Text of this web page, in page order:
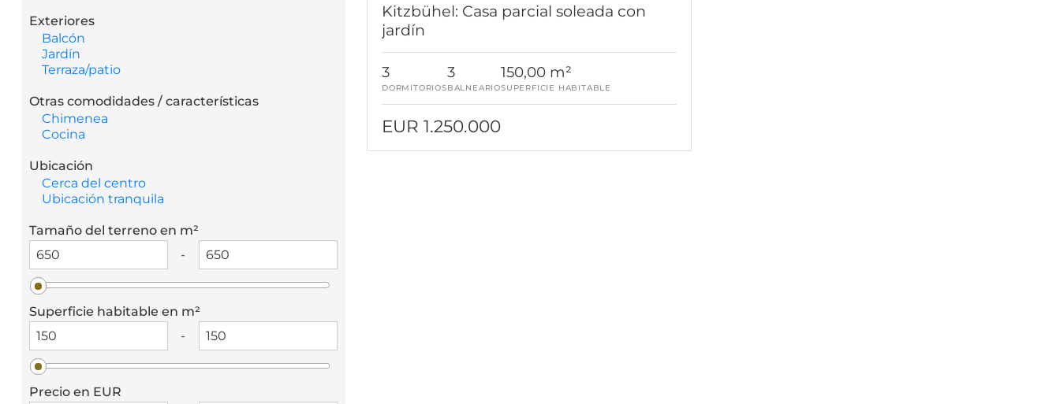
Exteriores
Balcón
Jardín
Terraza/patio
Otras comodidades / características
Chimenea
Cocina
Ubicación
Cerca del centro
Ubicación tranquila
Tamaño del terreno en m²
-
Superficie habitable en m²
-
Precio en EUR
Kitzbühel: Casa parcial soleada con
jardín
3
DORMITORIOS
3
BALNEARIO
150,00 m²
SUPERFICIE HABITABLE
EUR 1.250.000